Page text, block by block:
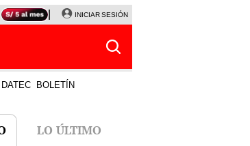
FUJIMORI NALDY SALDAÑA
INICIAR SESIÓN
DATEC BOLETÍN
LO ÚLTIMO